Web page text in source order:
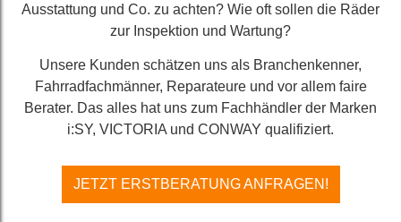
Ausstattung und Co. zu achten? Wie oft sollen die Räder
zur Inspektion und Wartung?
Unsere Kunden schätzen uns als Branchenkenner,
Fahrradfachmänner, Reparateure und vor allem faire
Berater. Das alles hat uns zum Fachhändler der Marken
i:SY, VICTORIA und CONWAY qualifiziert.
JETZT ERSTBERATUNG ANFRAGEN!